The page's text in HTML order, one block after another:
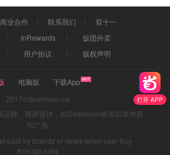
打开 APP
商业合作 联系我们
双十一
InRewards
饭团外卖
用户协议 版权声明
电脑版
下载App
2017©dealmoon.ca
品牌、商家提供，由Dealmoon核实后发布折
扣广告
paid by brands or deals when user buy
through links